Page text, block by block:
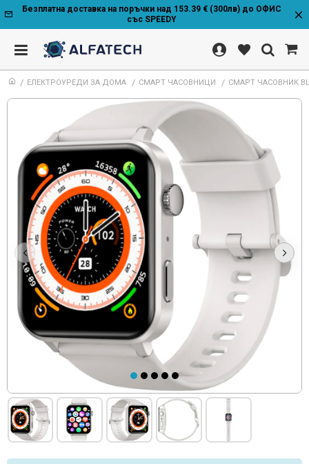
Безплатна доставка на поръчки над 153.39 € (300лв) до ОФИС
със SPEEDY
ЕЛЕКТРОУРЕДИ ЗА ДОМА СМАРТ ЧАСОВНИЦИ СМАРТ ЧАСОВНИК